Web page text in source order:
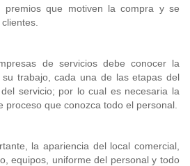
premios que motiven la compra y se
de servicios debe conocer la
trabajo, cada una de las etapas del
servicio; por lo cual es necesaria la
proceso que conozca todo el personal.
la apariencia del local comercial,
equipos, uniforme del personal y todo